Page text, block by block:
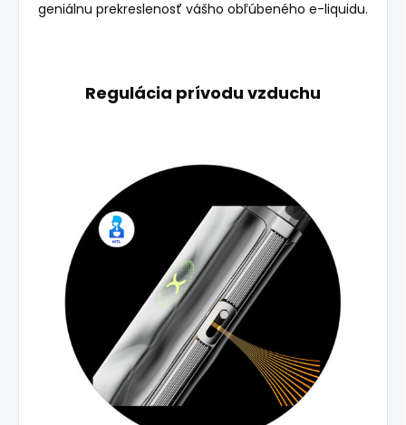
geniálnu prekreslenosť vášho obľúbeného e-liquidu.
Regulácia prívodu vzduchu